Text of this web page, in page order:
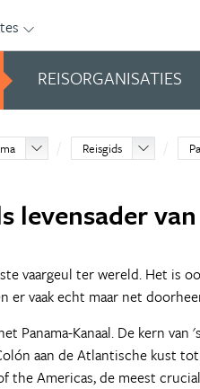
REISORGANISATIES
Reisgids
levensader
vaargeul ter wereld. Het is
er vaak echt maar net
Panama-Kanaal. De kern
aan de Atlantische kust tot
the Americas, de meest